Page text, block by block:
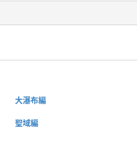
大瀑布編
聖域編